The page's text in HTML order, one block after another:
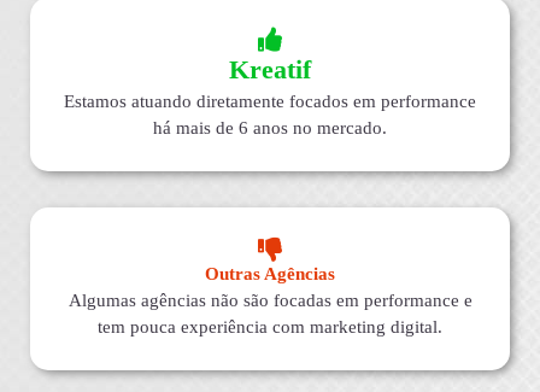
Kreatif
Estamos atuando diretamente focados em performance
há mais de 6 anos no mercado.
Outras Agências
Algumas agências não são focadas em performance e
tem pouca experiência com marketing digital.